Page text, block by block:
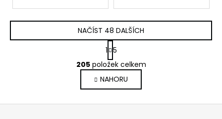
O
v
l
á
d
NAČÍST 48 DALŠÍCH
S
t
r
á
n
k
o
1 5
205položek celkem
NAHORU